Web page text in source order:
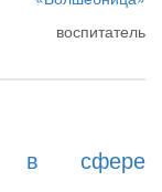
воспитатель
в сфере